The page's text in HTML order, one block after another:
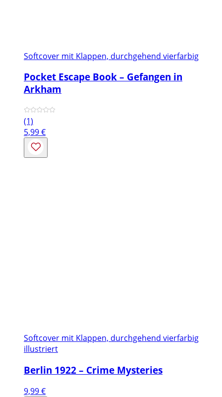
Softcover mit Klappen, durchgehend vierfarbig
Pocket Escape Book – Gefangen in
Arkham
(1)
5,99€
Softcover mit Klappen, durchgehend vierfarbig
illustriert
Berlin 1922 – Crime Mysteries
9,99€